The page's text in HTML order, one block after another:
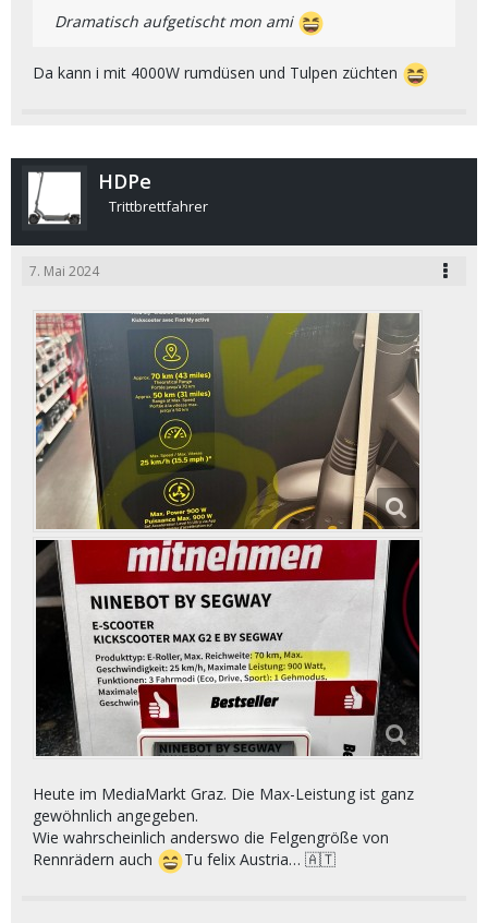
Dramatisch aufgetischt mon ami
Da kann i mit 4000W rumdüsen und Tulpen züchten
HDPe
Trittbrettfahrer
7. Mai 2024
Heute im MediaMarkt Graz. Die Max-Leistung ist ganz
gewöhnlich angegeben.
Wie wahrscheinlich anderswo die Felgengröße von
Rennrädern auch
Tu felix Austria… 🇦🇹